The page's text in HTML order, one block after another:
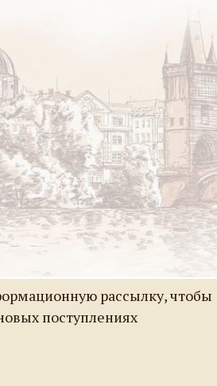
рассылку, чтобы
поступлениях